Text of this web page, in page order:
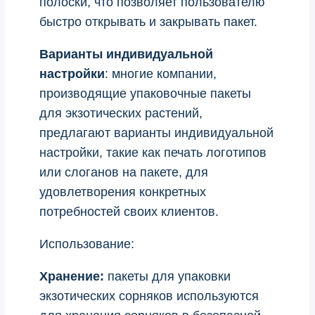
быстро открывать и закрывать пакет.
Варианты индивидуальной
настройки: многие компании,
производящие упаковочные пакеты
для экзотических растений,
предлагают варианты индивидуальной
настройки, такие как печать логотипов
или слоганов на пакете, для
удовлетворения конкретных
потребностей своих клиентов.
Использование:
Хранение: пакеты для упаковки
экзотических сорняков используются